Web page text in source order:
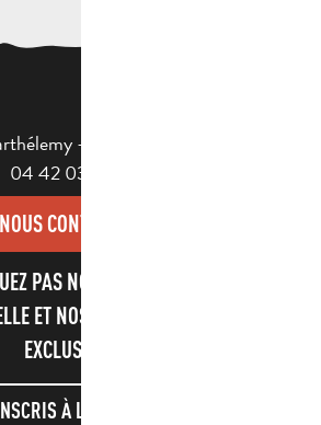
- 13400 AUBAGNE
04 42 03 49 98
NOUS CONTACTER
PAS NOTRE NEWSLETTER
ET NOS INFORMATIONS
EXCLUSIVES !
À LA NEWSLETTER